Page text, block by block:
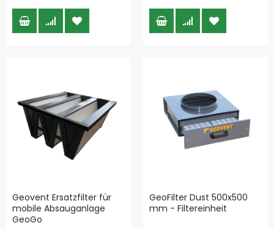
Geovent Ersatzfilter für
mobile Absauganlage
GeoGo
GeoFilter Dust 500x500
mm - Filtereinheit